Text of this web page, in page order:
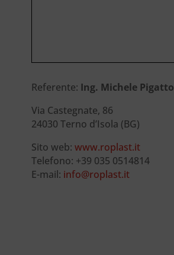
Referente: Ing. Michele Pigatto
Via Castegnate, 86
24030 Terno d’Isola (BG)
Sito web:www.roplast.it
Telefono: +39 035 0514814
E-mail: info@roplast.it